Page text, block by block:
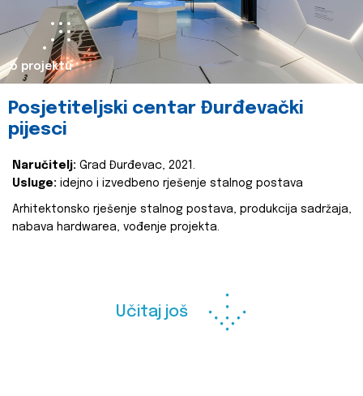
o projektu
Posjetiteljski centar Đurđevački
pijesci
Naručitelj: Grad Đurđevac, 2021.
Usluge: idejno i izvedbeno rješenje stalnog postava
Arhitektonsko rješenje stalnog postava, produkcija sadržaja,
nabava hardwarea, vođenje projekta.
Učitaj još